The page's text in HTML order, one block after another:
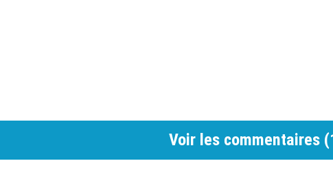
Voir les commentaires (